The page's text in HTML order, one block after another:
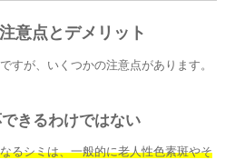
意点とデメリット
すが、いくつかの注意点があります。
きるわけではない
るシミは、一般的に老人性色素斑やそ